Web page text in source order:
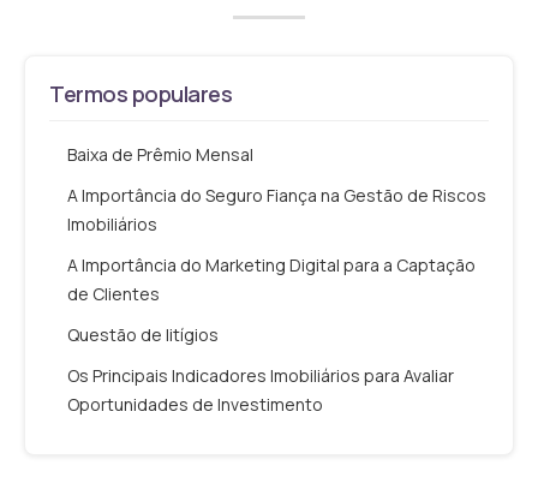
Termos populares
Baixa de Prêmio Mensal
A Importância do Seguro Fiança na Gestão de Riscos
Imobiliários
A Importância do Marketing Digital para a Captação
de Clientes
Questão de litígios
Os Principais Indicadores Imobiliários para Avaliar
Oportunidades de Investimento